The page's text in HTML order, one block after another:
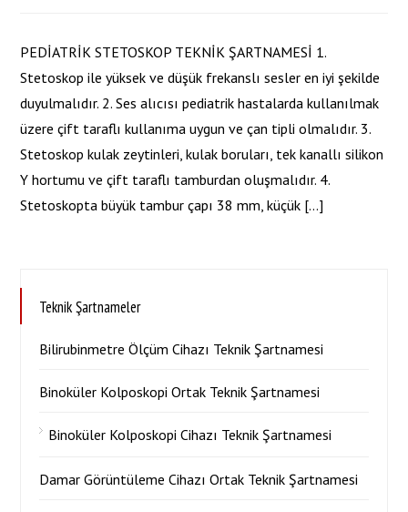
PEDİATRİK STETOSKOP TEKNİK ŞARTNAMESİ 1.
Stetoskop ile yüksek ve düşük frekanslı sesler en iyi şekilde
duyulmalıdır. 2. Ses alıcısı pediatrik hastalarda kullanılmak
üzere çift taraflı kullanıma uygun ve çan tipli olmalıdır. 3.
Stetoskop kulak zeytinleri, kulak boruları, tek kanallı silikon
Y hortumu ve çift taraflı tamburdan oluşmalıdır. 4.
Stetoskopta büyük tambur çapı 38 mm, küçük […]
Teknik Şartnameler
Bilirubinmetre Ölçüm Cihazı Teknik Şartnamesi
Binoküler Kolposkopi Ortak Teknik Şartnamesi
Binoküler Kolposkopi Cihazı Teknik Şartnamesi
Damar Görüntüleme Cihazı Ortak Teknik Şartnamesi